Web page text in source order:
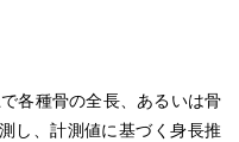
各種骨の全長、あるいは骨
し、計測値に基づく身長推